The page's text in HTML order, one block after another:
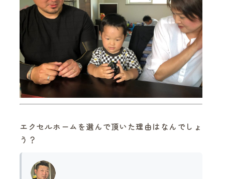
エクセルホームを選んで頂いた理由はなんでしょ
う？